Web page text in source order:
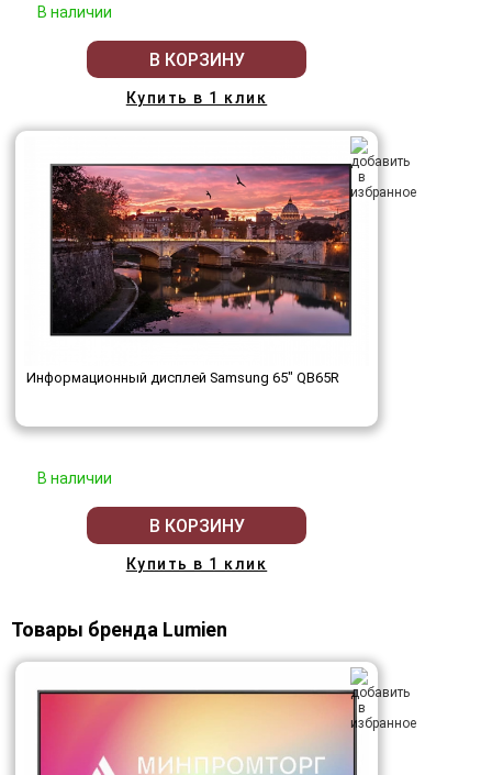
В наличии
В КОРЗИНУ
Купить в 1 клик
Информационный дисплей Samsung 65" QB65R
В наличии
В КОРЗИНУ
Купить в 1 клик
Товары бренда Lumien